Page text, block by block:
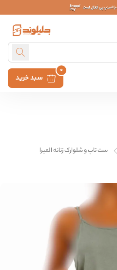
سبد خرید
0
ست تاپ و شلوارک زنانه المیرا